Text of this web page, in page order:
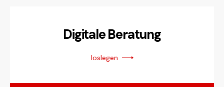
Digitale Beratung
loslegen